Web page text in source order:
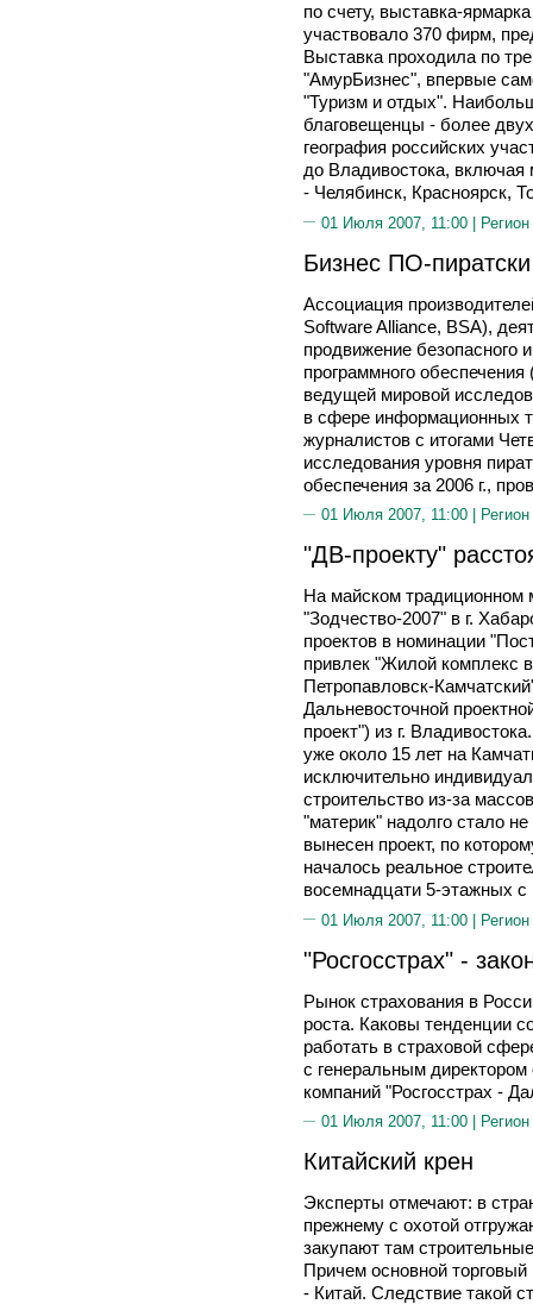
по счету, выставка-
участвовало 370 фирм,
Выставка проходила по
"АмурБизнес", впервые
"Туризм и отдых".
благовещенцы - более
география российских
до Владивостока,
- Челябинск, Красноярск,
01 Июля 2007, 11:00 |
Бизнес ПО-пиратски
Ассоциация
Software Alliance, BSA),
продвижение безопасного
программного
ведущей мировой
в сфере информационных
журналистов с итогами
исследования уровня
обеспечения за 2006 г.,
01 Июля 2007, 11:00 |
"ДВ-проекту"
На майском
"Зодчество-2007" в г.
проектов в номинации
привлек "Жилой комплекс
Петропавловск-
Дальневосточной
проект") из г.
уже около 15 лет на
исключительно
строительство из-за
"материк" надолго стало
вынесен проект, по
началось реальное
восемнадцати 5-этажных
01 Июля 2007, 11:00 |
"Росгосстрах" -
Рынок страхования в
роста. Каковы тенденции
работать в страховой
с генеральным
компаний "Росгосстрах -
01 Июля 2007, 11:00 |
Китайский крен
Эксперты отмечают: в
прежнему с охотой
закупают там
Причем основной
- Китай. Следствие такой